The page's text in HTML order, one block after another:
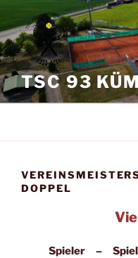
Inhalt
springen
TSC 93
DOPPEL
Spieler –